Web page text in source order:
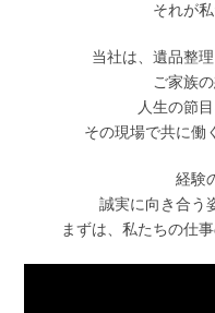
それが
当社は、遺品整
ご家族
人生の節
その現場で共に働
経験
誠実に向き合う
まずは、私たちの仕